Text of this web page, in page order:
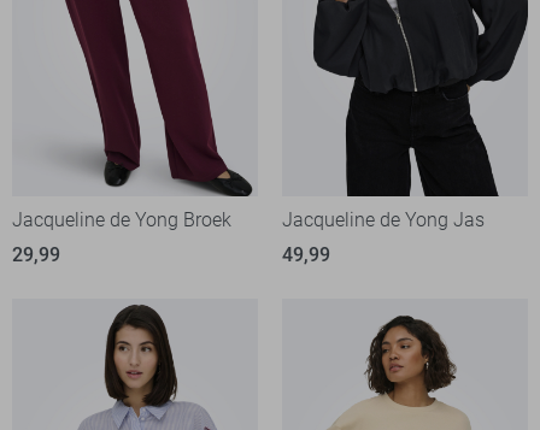
Jacqueline de Yong Broek
29,99
Jacqueline de Yong Jas
49,99